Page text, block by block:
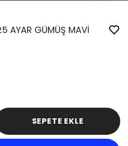
AYAR GÜMÜŞ MAVİ
SEPETE EKLE